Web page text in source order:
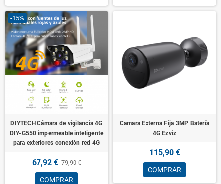
-15%
DIYTECH Cámara de vigilancia 4G
DIY-G550 impermeable inteligente
para exteriores conexión red 4G
67,92 € 79,90 €
COMPRAR
Camara Externa Fija 3MP Batería
4G Ezviz
115,90 €
COMPRAR